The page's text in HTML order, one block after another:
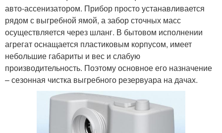
и
авто-ассенизатором. Прибор просто устанавливается
рядом с выгребной ямой, а забор сточных масс
осуществляется через шланг. В бытовом исполнении
агрегат оснащается пластиковым корпусом, имеет
небольшие габариты и вес и слабую
производительность. Поэтому основное его назначение
– сезонная чистка выгребного резервуара на дачах.